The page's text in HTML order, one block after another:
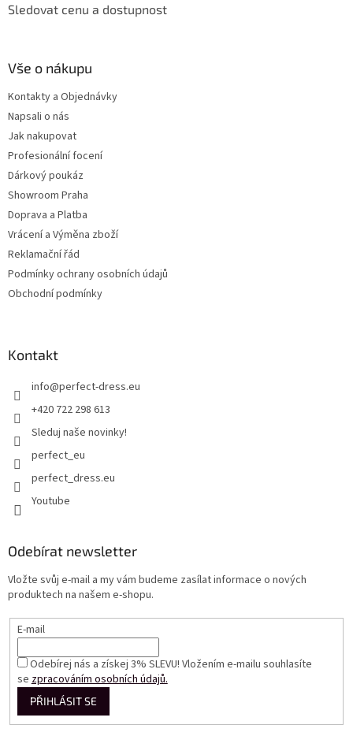
Sledovat cenu a dostupnost
Vše o nákupu
Kontakty a Objednávky
Napsali o nás
Jak nakupovat
Profesionální focení
Dárkový poukáz
Showroom Praha
Doprava a Platba
Vrácení a Výměna zboží
Reklamační řád
Podmínky ochrany osobních údajů
Obchodní podmínky
Kontakt
info@perfect-dress.eu
+420 722 298 613
Sleduj naše novinky!
perfect_eu
perfect_dress.eu
Youtube
Odebírat newsletter
Vložte svůj e-mail a my vám budeme zasílat informace o nových
produktech na našem e-shopu.
E-mail
Odebírej nás a získej 3% SLEVU! Vložením e-mailu souhlasíte
sezpracováním osobních údajů.
PŘIHLÁSIT SE